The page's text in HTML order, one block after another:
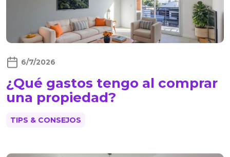
6/7/2026
¿Qué gastos tengo al comprar
una propiedad?
TIPS & CONSEJOS